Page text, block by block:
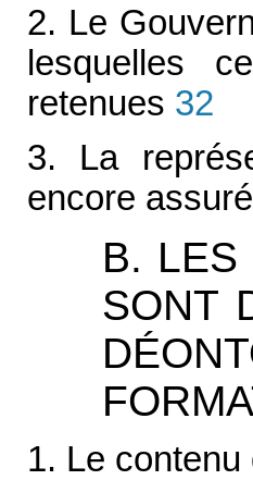
2. Le
lesquelles
retenues 32
3. La
encore
B. LES
SONT
1. Le